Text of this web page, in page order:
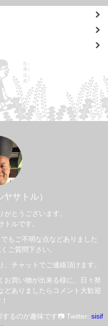
サトル）
がとうございます。
トルです。
もご不明な点などありました
ご質問下さい。
チャットでご連絡頂けます。
お買い物が出来る様に、日々努
どありましたらコメント大歓迎
るのが趣味です📷 Twitter: sisif